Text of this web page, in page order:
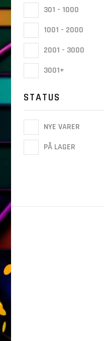
301 - 1000
1001 - 2000
2001 - 3000
3001+
STATUS
NYE VARER
PÅ LAGER